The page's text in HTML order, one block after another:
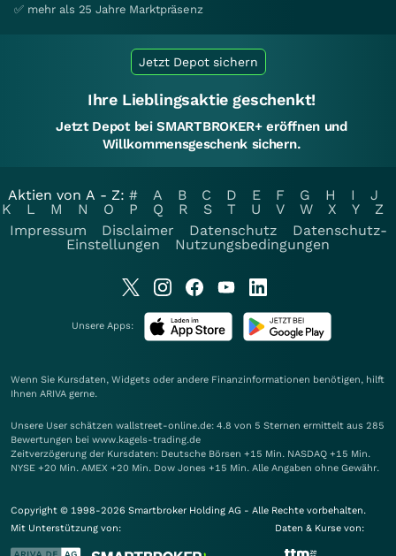
✅ mehr als 25 Jahre Marktpräsenz
Jetzt Depot sichern
Ihre Lieblingsaktie geschenkt!
Jetzt Depot bei SMARTBROKER+ eröffnen und
Willkommensgeschenk sichern.
Aktien von A - Z: # A B C D E F G H I
J
K
L M N O P Q R S T U V W X Y
Z
Impressum
Disclaimer Datenschutz
Datenschutz-
Einstellungen
Nutzungsbedingungen
Unsere Apps:
Wenn Sie Kursdaten, Widgets oder andere Finanzinformationen benötigen, hilft
Ihnen ARIVA gerne.
Unsere User schätzen wallstreet-online.de: 4.8 von 5 Sternen ermittelt aus 285
Bewertungen bei www.kagels-trading.de
Zeitverzögerung der Kursdaten: Deutsche Börsen +15 Min. NASDAQ +15 Min.
NYSE +20 Min. AMEX +20 Min. Dow Jones +15 Min. Alle Angaben ohne Gewähr.
Copyright © 1998-2026 Smartbroker Holding AG - Alle Rechte vorbehalten.
Mit Unterstützung von:
Daten & Kurse von: